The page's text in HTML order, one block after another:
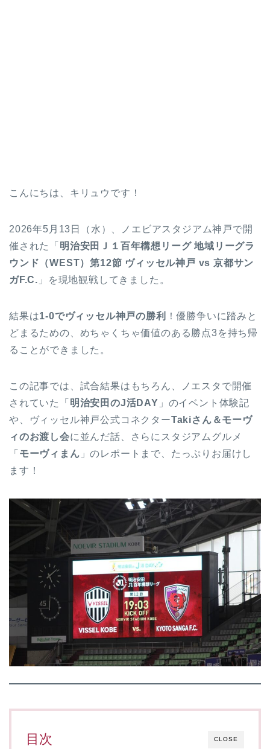
こんにちは、キリュウです！
2026年5月13日（水）、ノエビアスタジアム神戸で開
催された「 明治安田Ｊ１百年構想リーグ 地域リーグラ
ウンド（WEST）第12節 ヴィッセル神戸 vs 京都サン
ガF.C. 」を現地観戦してきました。
結果は1-0でヴィッセル神戸の勝利
！優勝争いに踏みと
どまるための、めちゃくちゃ価値のある勝点3を持ち帰
ることができました。
この記事では、試合結果はもちろん、ノエスタで開催
されていた「 明治安田のJ活DAY 」のイベント体験記
や、ヴィッセル神戸公式コネクターTakiさん＆モーヴ
ィのお渡し会に並んだ話、さらにスタジアムグルメ
「 モーヴィまん 」のレポートまで、たっぷりお届けし
ます！
CLOSE
目次